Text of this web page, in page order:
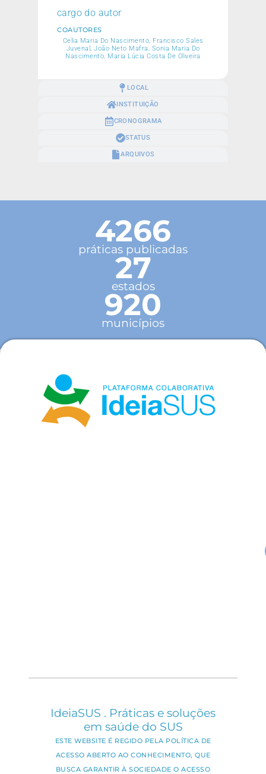
LOCAL
INSTITUIÇÃO
CRONOGRAMA
STATUS
ARQUIVOS
cargo do autor
COAUTORES
Celia Maria Do Nascimento, Francisco Sales
Juvenal, João Neto Mafra, Sonia Maria Do
Nascimento, Maria Lúcia Costa De Oliveira
4266
práticas publicadas
27
estados
920
municípios
IdeiaSUS . Práticas e soluções
em saúde do SUS
ESTE WEBSITE É REGIDO PELA POLÍTICA DE
ACESSO ABERTO AO CONHECIMENTO, QUE
BUSCA GARANTIR À SOCIEDADE O ACESSO